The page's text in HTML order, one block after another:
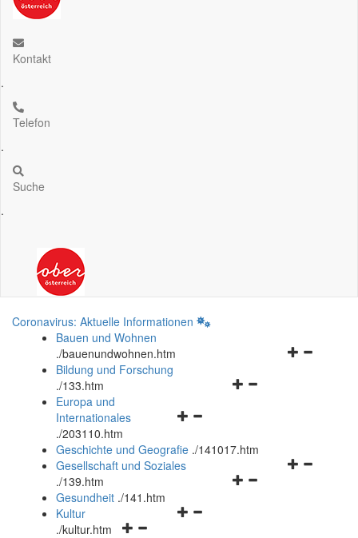
Kontakt
.
Telefon
.
Suche
.
Coronavirus: Aktuelle Informationen
Bauen und Wohnen
./bauenundwohnen.htm
Navigationsmenü
Bildung und Forschung
./133.htm
Navigationsmenü
und
schließen
Europa und
Internationales
./203110.htm
Geschichte und Geografie ./141017.htm
Navigationsmenü
Gesellschaft und Soziales
./139.htm
Navigationsmenü
Gesundheit ./141.htm
Navigationsmenü
Kultur
./kultur.htm